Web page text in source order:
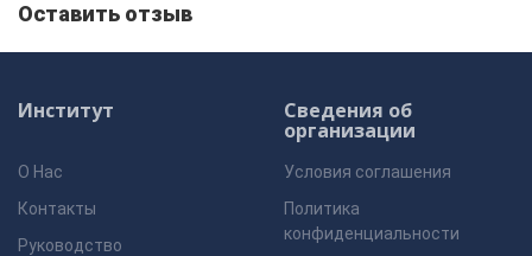
Оставить отзыв
Институт
О Нас
Контакты
Руководство
Сведения об
организации
Условия соглашения
Политика
конфиденциальности